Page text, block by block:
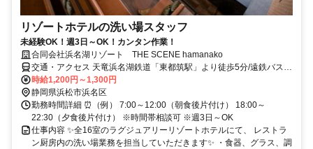
リゾートホテルの洗い場スタッフ
未経験OK！週3日～OK！カンタン作業！
合同会社浜名湖リゾート THE SCENE hamanako
交通・アクセス 天竜浜名湖鉄道「東都筑駅」より徒歩5分/遠鉄バス
「東都筑駅」より徒歩10分
時給1,200円～1,300円
静岡県浜松市浜名区
勤務時間詳細 ⏰（例） 7:00～12:00（朝食後片付け） 18:00～
22:30（夕食後片付け） ※時間帯相談可 ※週3日～OK
仕事内容 ✨全16室のラグジュアリーリゾートホテルにて、 レストラ
ン厨房内の洗い場業務を担当していただきます✨ ・食器、グラス、調